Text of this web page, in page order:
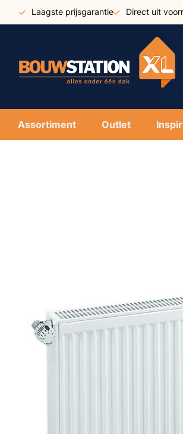
Ga
naar
Laagste prijsgarantie Direct uit
Assortiment Outlet